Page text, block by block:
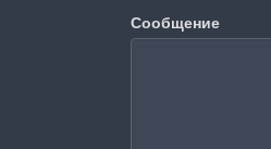
Сообщение